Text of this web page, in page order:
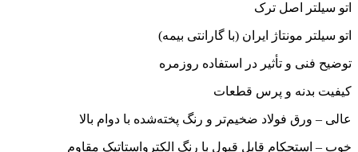
اتو سیلتر اصل ترک
اتو سیلتر مونتاژ ایران (با گارانتی بیمه)
توضیح فنی و تأثیر در استفاده روزمره
کیفیت بدنه و پرس قطعات
عالی – ورق فولاد ضخیم‌تر و رنگ پخته‌شده با دوام بالا
خوب – استحکام قابل قبول با رنگ الکترواستاتیک مقاوم